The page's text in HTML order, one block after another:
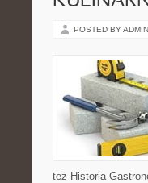
POSTED BY ADMIN
też Historia